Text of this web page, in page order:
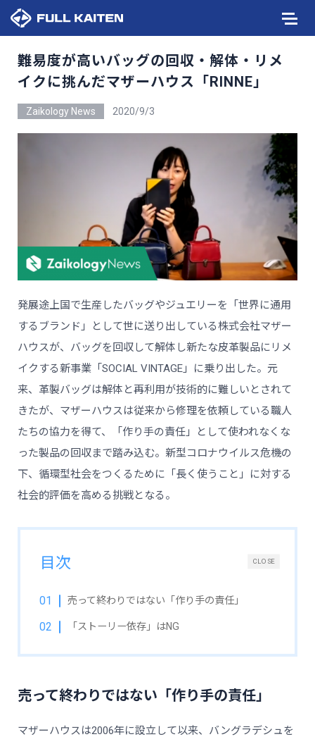
難易度が高いバッグの回収・解体・リメ
イクに挑んだマザーハウス「RINNE」
Zaikology News 2020/9/3
発展途上国で生産したバッグやジュエリーを「世界に通用
するブランド」として世に送り出している株式会社マザー
ハウスが、バッグを回収して解体し新たな皮革製品にリメ
イクする新事業「SOCIAL VINTAGE」に乗り出した。元
来、革製バッグは解体と再利用が技術的に難しいとされて
きたが、マザーハウスは従来から修理を依頼している職人
たちの協力を得て、「作り手の責任」として使われなくな
った製品の回収まで踏み込む。新型コロナウイルス危機の
下、循環型社会をつくるために「長く使うこと」に対する
社会的評価を高める挑戦となる。
CLOSE
目次
売って終わりではない「作り手の責任」
「ストーリー依存」はNG
売って終わりではない「作り手の責任」
マザーハウスは2006年に設立して以来、バングラデシュを